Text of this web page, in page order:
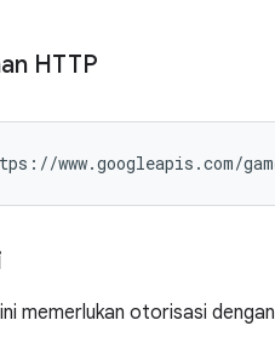
HTTP
www.googleapis.com/
memerlukan otorisasi